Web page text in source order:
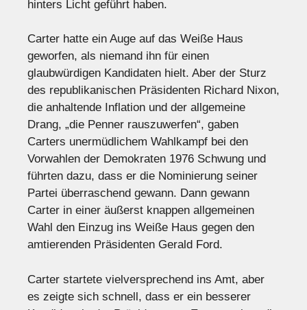
hinters Licht geführt haben.
Carter hatte ein Auge auf das Weiße Haus
geworfen, als niemand ihn für einen
glaubwürdigen Kandidaten hielt. Aber der Sturz
des republikanischen Präsidenten Richard Nixon,
die anhaltende Inflation und der allgemeine
Drang, „die Penner rauszuwerfen“, gaben
Carters unermüdlichem Wahlkampf bei den
Vorwahlen der Demokraten 1976 Schwung und
führten dazu, dass er die Nominierung seiner
Partei überraschend gewann. Dann gewann
Carter in einer äußerst knappen allgemeinen
Wahl den Einzug ins Weiße Haus gegen den
amtierenden Präsidenten Gerald Ford.
Carter startete vielversprechend ins Amt, aber
es zeigte sich schnell, dass er ein besserer